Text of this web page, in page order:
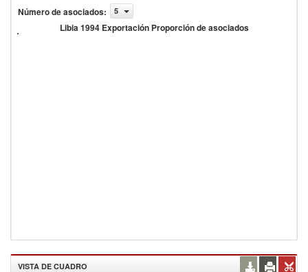
Número de asociados: 5
Libia 1994 Exportación Proporción de asociados
1994
VISTA DE CUADRO